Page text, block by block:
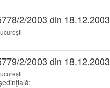
2/2003 din 18.12.2003
2/2003 din 18.12.2003